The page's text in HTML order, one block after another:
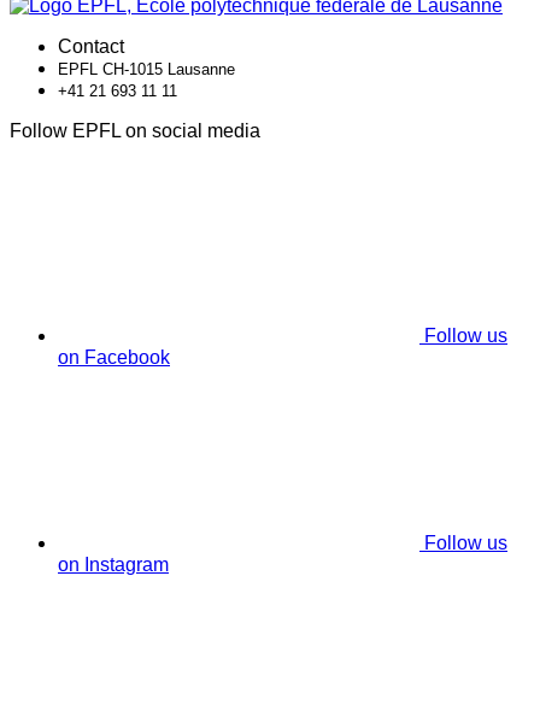
Contact
EPFL CH-1015 Lausanne
+41 21 693 11 11
Follow EPFL on social media
Follow us
on Facebook
Follow us
on Instagram